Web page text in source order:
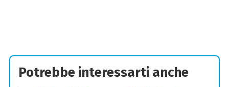
Potrebbe interessarti anche